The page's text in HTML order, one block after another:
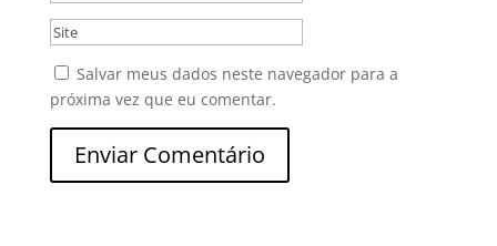
Salvar meus dados neste navegador para a
próxima vez que eu comentar.